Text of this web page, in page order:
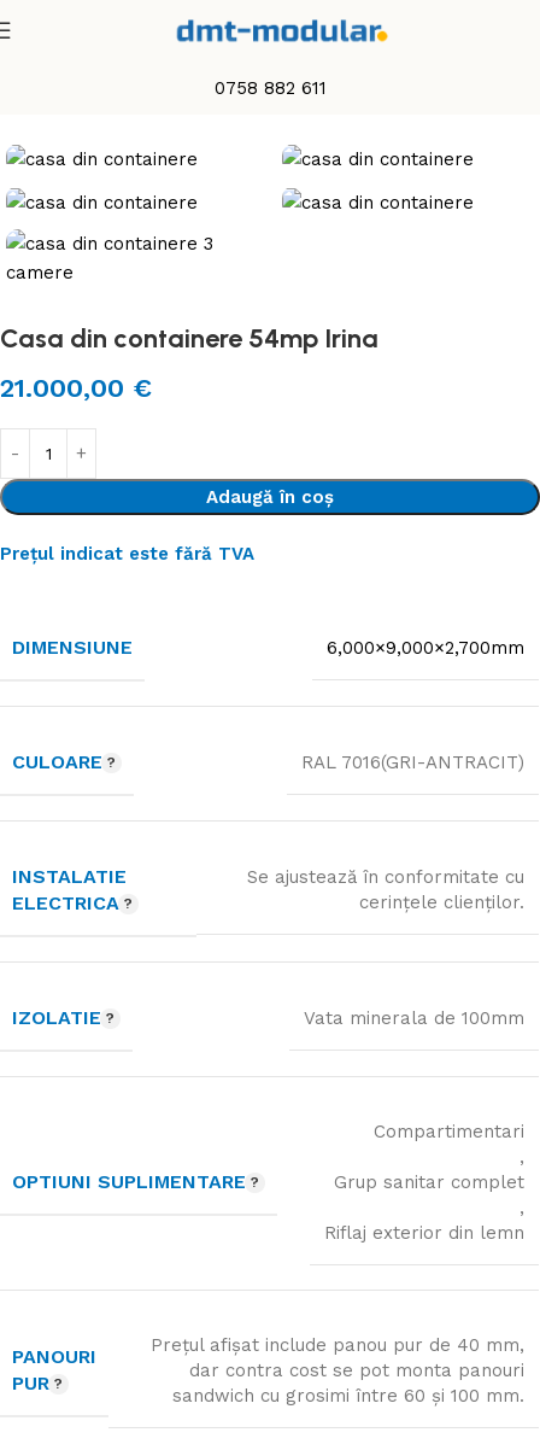
0758 882 611
Casa din containere 54mp Irina
21.000,00 €
Adaugă în coș
Prețul indicat este fără TVA
DIMENSIUNE 6,000×9,000×2,700mm
CULOARE RAL 7016(GRI-ANTRACIT)
INSTALATIE
ELECTRICA
Se ajustează în conformitate cu
cerințele clienților.
IZOLATIE Vata minerala de 100mm
OPTIUNI SUPLIMENTARE
Compartimentari
,
Grup sanitar complet
,
Riflaj exterior din lemn
PANOURI
PUR
Prețul afișat include panou pur de 40 mm,
dar contra cost se pot monta panouri
sandwich cu grosimi între 60 și 100 mm.